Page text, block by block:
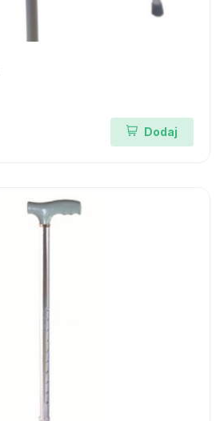
Dodaj